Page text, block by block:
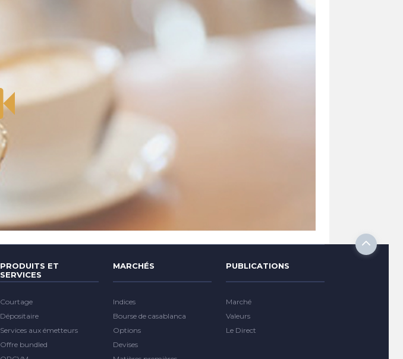
PRODUITS ET
SERVICES
Courtage
Dépositaire
Services aux émetteurs
Offre bundled
MARCHÉS
Indices
Bourse de casablanca
Options
Devises
PUBLICATIONS
Marché
Valeurs
Le Direct